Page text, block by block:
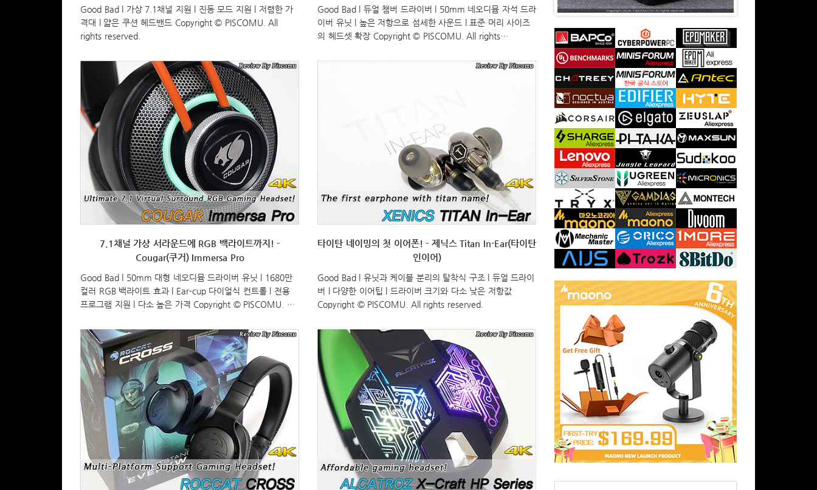
Good Bad l 가상 7.1채널 지원 l 진동 모드 지원 l 저렴한 가
격대 l 얇은 쿠션 헤드밴드 Copyright © PISCOMU. All
rights reserved.
Good Bad l 듀얼 챔버 드라이버 l 50mm 네오디뮴 자석 드라
이버 유닛 l 높은 저항으로 섬세한 사운드 l 표준 머리 사이즈
의 헤드셋 확장 Copyright © PISCOMU. All rights
7.1채널 가상 서라운드에 RGB 백라이트까지! -
Cougar(쿠거) Immersa Pro
Good Bad l 50mm 대형 네오디뮴 드라이버 유닛 l 1680만
컬러 RGB 백라이트 효과 l Ear-cup 다이얼식 컨트롤 l 전용
프로그램 지원 l 다소 높은 가격 Copyright © PISCOMU. All
타이탄 네이밍의 첫 이어폰! - 제닉스 Titan In-Ear(타이탄
인이어)
Good Bad l 유닛과 케이블 분리의 탈착식 구조 l 듀얼 드라이
버 l 다양한 이어팁 l 드라이버 크기와 다소 낮은 저항값
Copyright © PISCOMU. All rights reserved.